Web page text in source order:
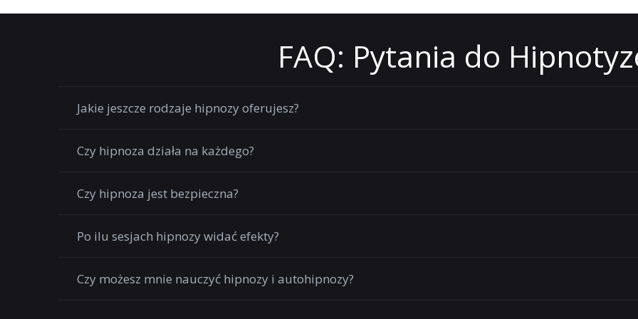
FAQ: Pytania do
Jakie jeszcze rodzaje hipnozy oferujesz?
Czy hipnoza działa na każdego?
Czy hipnoza jest bezpieczna?
Po ilu sesjach hipnozy widać efekty?
Czy możesz mnie nauczyć hipnozy i autohipnozy?